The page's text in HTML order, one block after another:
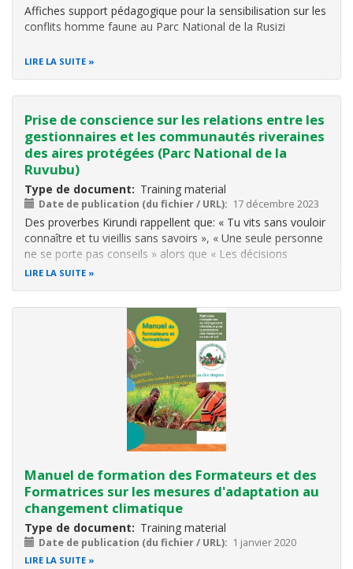
Affiches support pédagogique pour la sensibilisation sur les
conflits homme faune au Parc National de la Rusizi
LIRE LA SUITE
Prise de conscience sur les relations entre les
gestionnaires et les communautés riveraines
des aires protégées (Parc National de la
Ruvubu)
Type de document Training material
Date de publication (du fichier / URL) 17 décembre 2023
Des proverbes Kirundi rappellent que: « Tu vits sans vouloir
connaître et tu vieillis sans savoirs », « Une seule personne
ne se porte pas conseils » alors que « Les décisions
concertées conduisent souvent à des succès ».
Et c’est sur c’est principes qu’il a été menée une étude sur
les conflits
LIRE LA SUITE
Manuel de formation des Formateurs et des
Formatrices sur les mesures d'adaptation au
changement climatique
Type de document Training material
Date de publication (du fichier / URL) 1 janvier 2020
LIRE LA SUITE